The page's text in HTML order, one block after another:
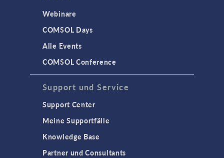
Webinare
COMSOL Days
Alle Events
COMSOL Conference
Support und Service
Support Center
Meine Supportfälle
Knowledge Base
Partner und Consultants